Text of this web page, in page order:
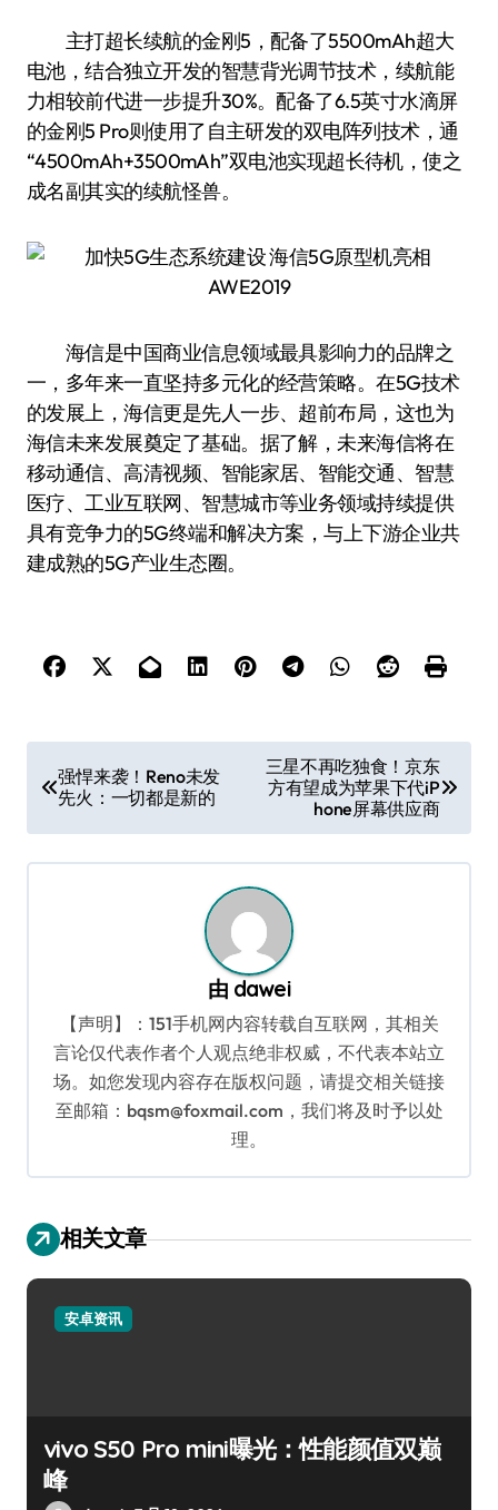
主打超长续航的金刚5，配备了5500mAh超大
电池，结合独立开发的智慧背光调节技术，续航能
力相较前代进一步提升30%。配备了6.5英寸水滴屏
的金刚5 Pro则使用了自主研发的双电阵列技术，通
“4500mAh+3500mAh”双电池实现超长待机，使之
成名副其实的续航怪兽。
海信是中国商业信息领域最具影响力的品牌之
一，多年来一直坚持多元化的经营策略。在5G技术
的发展上，海信更是先人一步、超前布局，这也为
海信未来发展奠定了基础。据了解，未来海信将在
移动通信、高清视频、智能家居、智能交通、智慧
医疗、工业互联网、智慧城市等业务领域持续提供
具有竞争力的5G终端和解决方案，与上下游企业共
建成熟的5G产业生态圈。
章
导
航
强悍来袭！Reno未发
先火：一切都是新的
三星不再吃独食！京东
方有望成为苹果下代iP
hone屏幕供应商
由 dawei
【声明】：151手机网内容转载自互联网，其相关
言论仅代表作者个人观点绝非权威，不代表本站立
场。如您发现内容存在版权问题，请提交相关链接
至邮箱：bqsm@foxmail.com，我们将及时予以处
理。
相关文章
安卓资讯
vivo S50 Pro mini曝光：性能颜值双巅
峰